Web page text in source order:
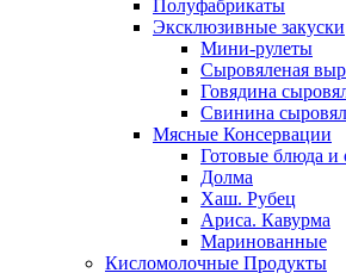
Полуфабрикаты
Эксклюзивные закуски
Мини-рулеты
Сыровяленая
Говядина
Свинина
Мясные Консервации
Готовые блюда и
Долма
Хаш. Рубец
Ариса. Кавурма
Маринованные
Кисломолочные Продукты